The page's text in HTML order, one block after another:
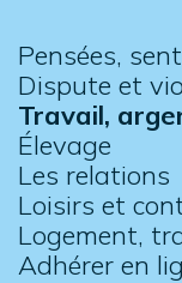
Pensées,
Dispute et
Travail,
Élevage
Les relations
Loisirs et
Logement,
Adhérer en